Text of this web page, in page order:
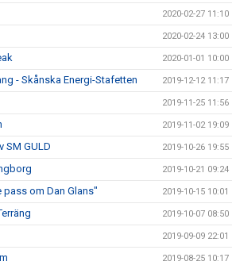
2020-02-27 11:10
2020-02-24 13:00
2020-01-01 10:00
- Skånska Energi-Stafetten 2019-12-12 11:17
2019-11-25 11:56
2019-11-02 19:09
SM GULD 2019-10-26 19:55
2019-10-21 09:24
om Dan Glans" 2019-10-15 10:01
2019-10-07 08:50
2019-09-09 22:01
2019-08-25 10:17